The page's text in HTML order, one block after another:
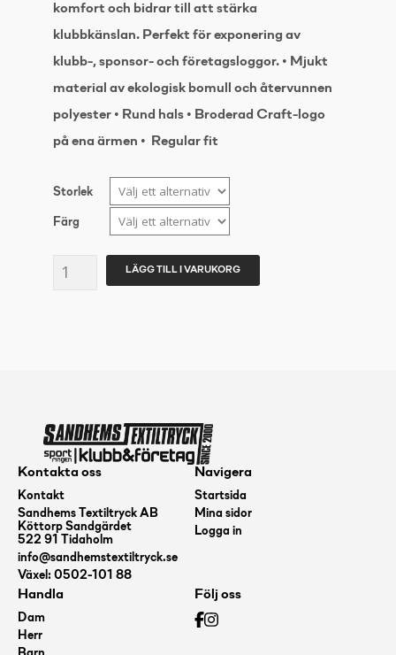
komfort och bidrar till att stärka
klubbkänslan. Perfekt för exponering av
klubb-, sponsor- och företagsloggor. • Mjukt
material av ekologisk bomull och återvunnen
polyester • Rund hals • Broderad Craft-logo
på ena ärmen • Regular fit
Storlek
Färg
CRAFT
LÄGG TILL I VARUKORG
Kontakta oss
Kontakt
Sandhems Textiltryck AB
Köttorp Sandgärdet
522 91 Tidaholm
info@sandhemstextiltryck.se
Växel: 0502-101 88
Navigera
Startsida
Mina sidor
Logga in
Handla
Dam
Herr
Följ oss